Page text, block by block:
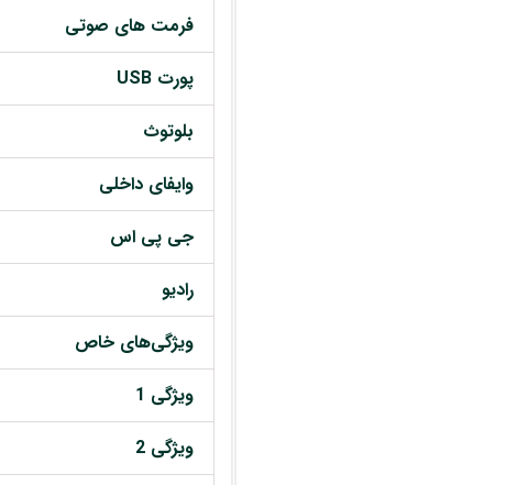
فرمت های صوتی
پورت USB
بلوتوث
وایفای داخلی
جی پی اس
رادیو
ویژگی‌های خاص
ویژگی 1
ویژگی 2